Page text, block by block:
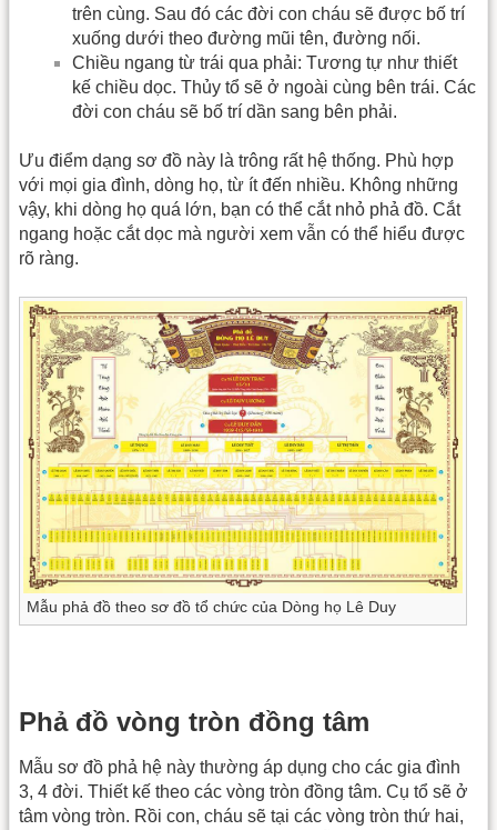
trên cùng. Sau đó các đời con cháu sẽ được bố trí
xuống dưới theo đường mũi tên, đường nối.
Chiều ngang từ trái qua phải: Tương tự như thiết
kế chiều dọc. Thủy tổ sẽ ở ngoài cùng bên trái. Các
đời con cháu sẽ bố trí dần sang bên phải.
Ưu điểm dạng sơ đồ này là trông rất hệ thống. Phù hợp
với mọi gia đình, dòng họ, từ ít đến nhiều. Không những
vậy, khi dòng họ quá lớn, bạn có thể cắt nhỏ phả đồ. Cắt
ngang hoặc cắt dọc mà người xem vẫn có thể hiểu được
rõ ràng.
Mẫu phả đồ theo sơ đồ tổ chức của Dòng họ Lê Duy
Phả đồ vòng tròn đồng tâm
Mẫu sơ đồ phả hệ này thường áp dụng cho các gia đình
3, 4 đời. Thiết kế theo các vòng tròn đồng tâm. Cụ tổ sẽ ở
tâm vòng tròn. Rồi con, cháu sẽ tại các vòng tròn thứ hai,